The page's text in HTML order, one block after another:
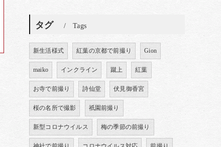
タグ Tags
新生活様式 紅葉の京都で前撮り Gion
maiko インクライン 蹴上 紅葉
お寺で前撮り 詩仙堂 伏見御香宮
桜の名所で撮影 祇園前撮り
新型コロナウイルス 梅の季節の前撮り